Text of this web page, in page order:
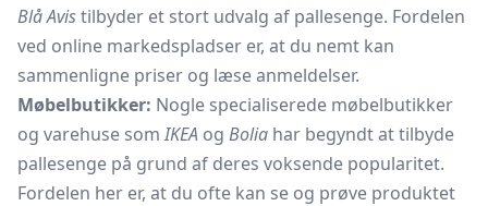
Blå Avistilbyder et stort udvalg af pallesenge. Fordelen
ved online markedspladser er, at du nemt kan
sammenligne priser og læse anmeldelser.
Møbelbutikker: Nogle specialiserede møbelbutikker
og varehuse somIKEA og Bolia har begyndt at tilbyde
pallesenge på grund af deres voksende popularitet.
Fordelen her er, at du ofte kan se og prøve produktet